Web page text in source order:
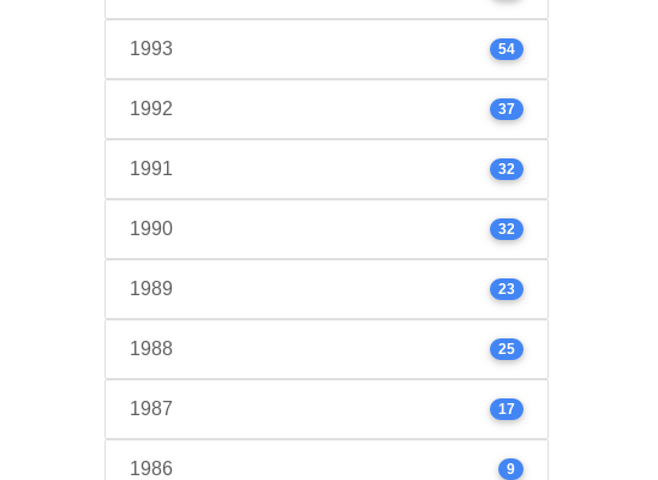
1993 54
1992 37
1991 32
1990 32
1989 23
1988 25
1987 17
1986 9